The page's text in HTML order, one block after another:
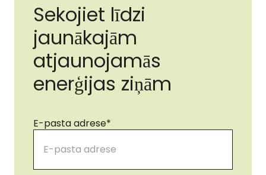
Sekojiet līdzi
jaunākajām
atjaunojamās
enerģijas ziņām
E-pasta adrese*